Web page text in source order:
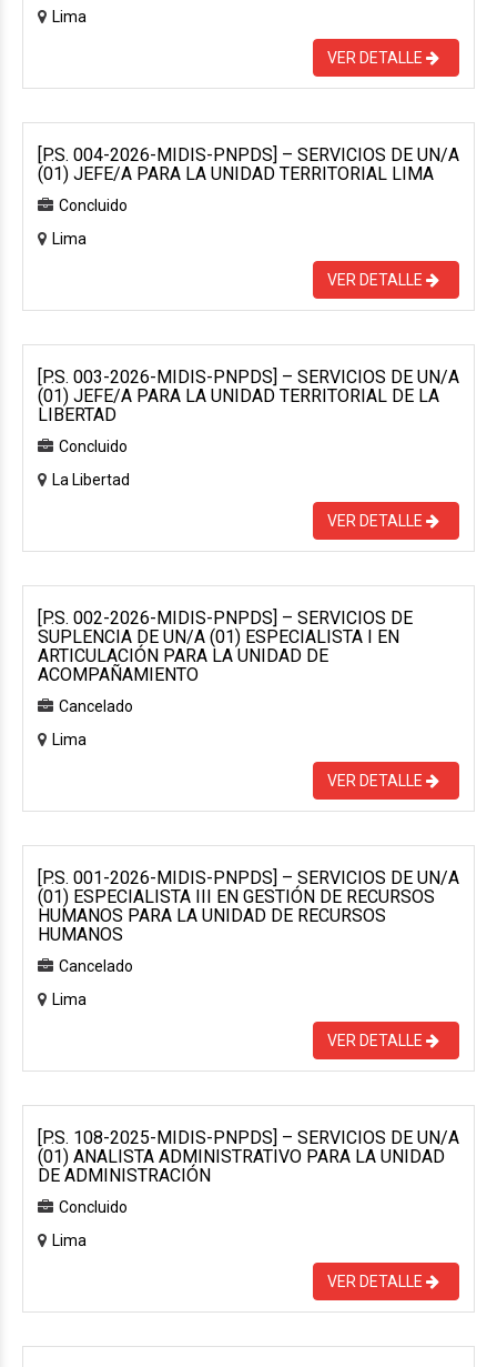
Lima
VER DETALLE
[P.S. 004-2026-MIDIS-PNPDS] – SERVICIOS DE UN/A
(01) JEFE/A PARA LA UNIDAD TERRITORIAL LIMA
Concluido
Lima
VER DETALLE
[P.S. 003-2026-MIDIS-PNPDS] – SERVICIOS DE UN/A
(01) JEFE/A PARA LA UNIDAD TERRITORIAL DE LA
LIBERTAD
Concluido
La Libertad
VER DETALLE
[P.S. 002-2026-MIDIS-PNPDS] – SERVICIOS DE
SUPLENCIA DE UN/A (01) ESPECIALISTA I EN
ARTICULACIÓN PARA LA UNIDAD DE
ACOMPAÑAMIENTO
Cancelado
Lima
VER DETALLE
[P.S. 001-2026-MIDIS-PNPDS] – SERVICIOS DE UN/A
(01) ESPECIALISTA III EN GESTIÓN DE RECURSOS
HUMANOS PARA LA UNIDAD DE RECURSOS
HUMANOS
Cancelado
Lima
VER DETALLE
[P.S. 108-2025-MIDIS-PNPDS] – SERVICIOS DE UN/A
(01) ANALISTA ADMINISTRATIVO PARA LA UNIDAD
DE ADMINISTRACIÓN
Concluido
Lima
VER DETALLE